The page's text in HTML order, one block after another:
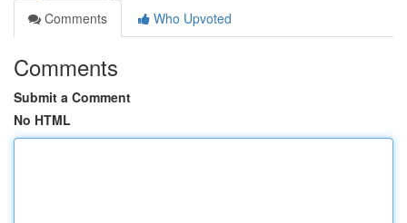
Comments
Who Upvoted
Comments
Submit a Comment
No HTML